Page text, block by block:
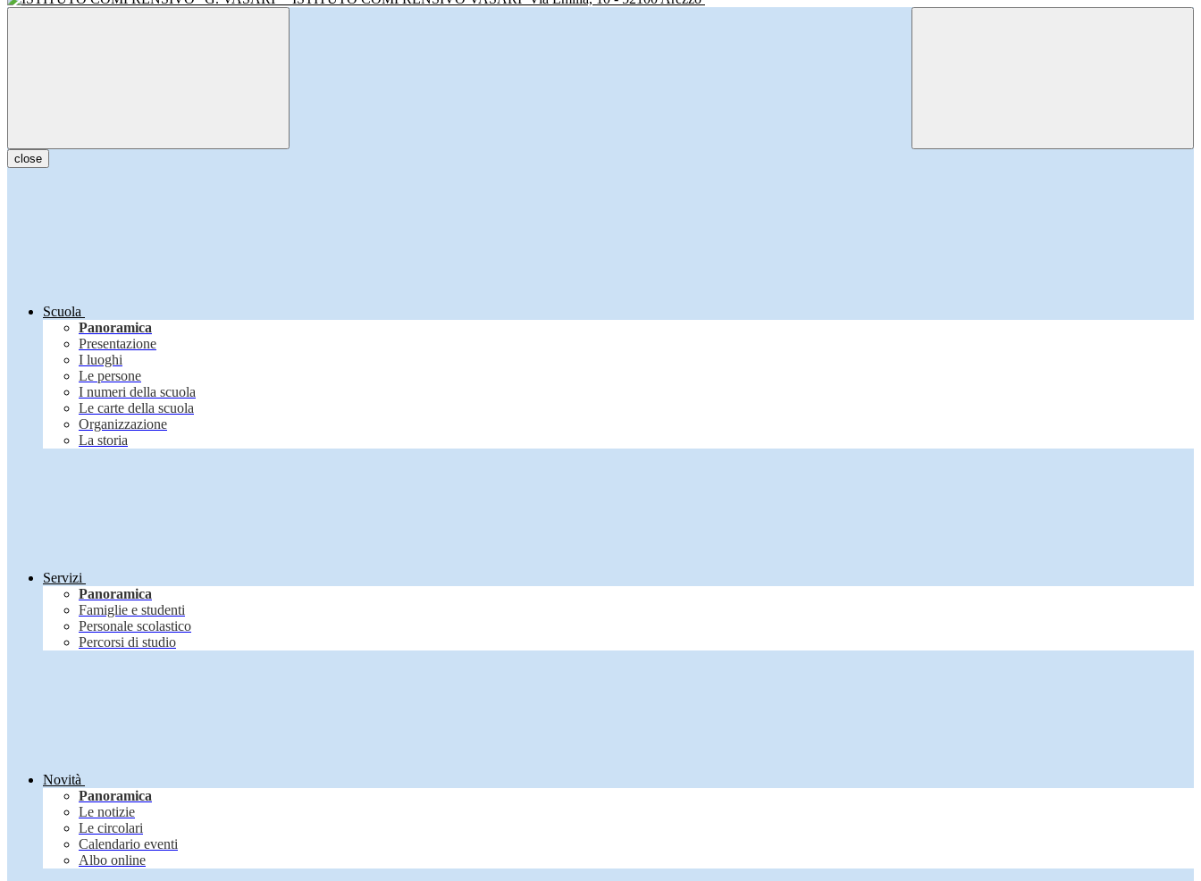
close
Scuola
Panoramica
Presentazione
I luoghi
Le persone
I numeri della scuola
Le carte della scuola
Organizzazione
La storia
Servizi
Panoramica
Famiglie e studenti
Personale scolastico
Percorsi di studio
Novità
Panoramica
Le notizie
Le circolari
Calendario eventi
Albo online